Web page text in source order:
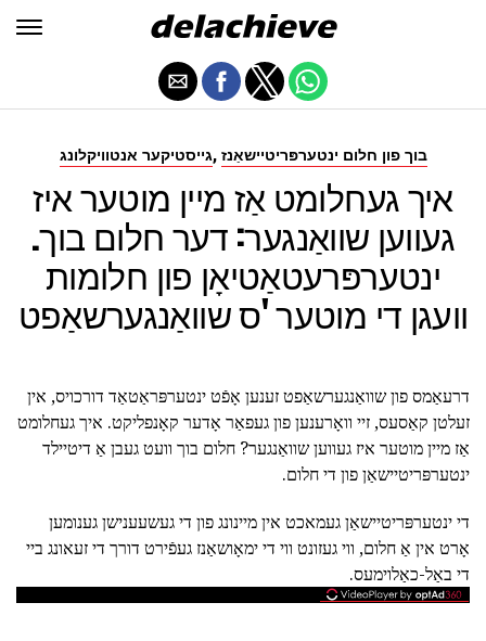
גייסטיקער אנטוויקלונג, בוך פון חלום ינטערפּריטיישאַנז
איך געחלומט אַז מיין מוטער איז
געווען שוואַנגער: דער חלום בוך.
ינטערפּרעטאַטיאָן פון חלומות
וועגן די מוטער 'ס שוואַנגערשאַפט
דרעאַמס פון שוואַנגערשאַפט זענען אָפֿט ינטערפּראַטאַד דורכויס, אין
זעלטן קאַסעס, זיי וואָרענען פון געפאַר אָדער קאָנפליקט. איך געחלומט
אַז מיין מוטער איז געווען שוואַנגער? חלום בוך וועט געבן אַ דיטיילד
ינטערפּריטיישאַן פון די חלום.
די ינטערפּריטיישאַן געמאכט אין מיינונג פון די געשעענישן גענומען
אָרט אין אַ חלום, ווי געזונט ווי די ימאָושאַנז געפֿירט דורך די זעאונג ביי
די באַל-כאַלוימעס.